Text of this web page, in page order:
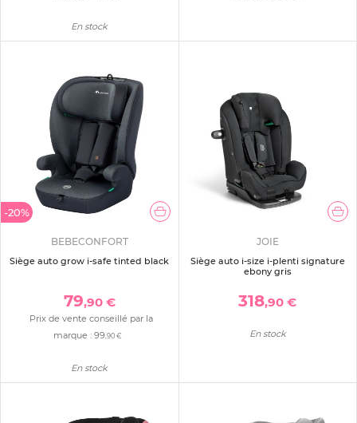
En stock
-20%
BEBECONFORT
Siège auto grow i-safe tinted black
79,90 €
Prix de vente conseillé par la
marque :99,90 €
En stock
JOIE
Siège auto i-size i-plenti signature
ebony gris
318,90 €
En stock